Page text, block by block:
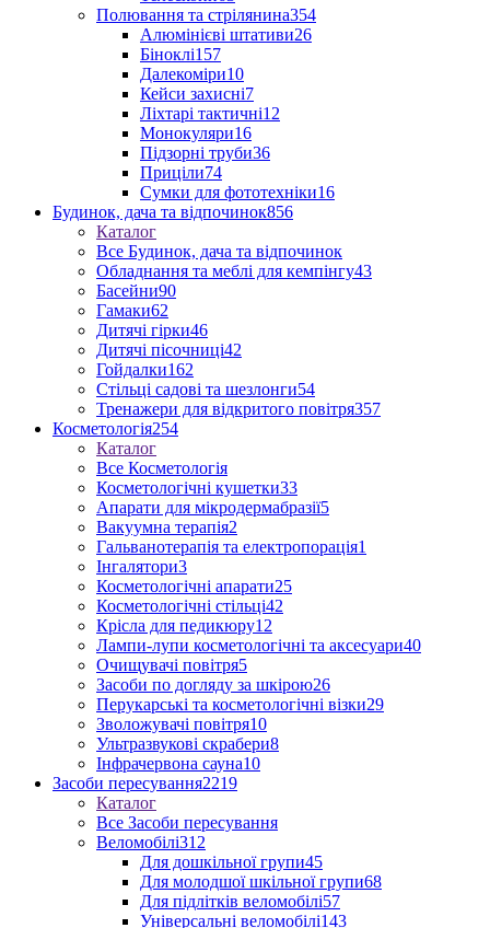
Полювання та стрілянина354
Алюмінієві штативи26
Біноклі157
Далекоміри10
Кейси захисні7
Ліхтарі тактичні12
Монокуляри16
Підзорні труби36
Приціли74
Сумки для фототехніки16
Будинок, дача та відпочинок856
Каталог
Все Будинок, дача та відпочинок
Обладнання та меблі для кемпінгу43
Басейни90
Гамаки62
Дитячі гірки46
Дитячі пісочниці42
Гойдалки162
Стільці садові та шезлонги54
Тренажери для відкритого повітря357
Косметологія254
Каталог
Все Косметологія
Косметологічні кушетки33
Апарати для мікродермабразії5
Вакуумна терапія2
Гальванотерапія та електропорація1
Інгалятори3
Косметологічні апарати25
Косметологічні стільці42
Крісла для педикюру12
Лампи-лупи косметологічні та аксесуари40
Очищувачі повітря5
Засоби по догляду за шкірою26
Перукарські та косметологічні візки29
Зволожувачі повітря10
Ультразвукові скрабери8
Інфрачервона сауна10
Засоби пересування2219
Каталог
Все Засоби пересування
Веломобілі312
Для дошкільної групи45
Для молодшої шкільної групи68
Для підлітків веломобілі57
Універсальні веломобілі143